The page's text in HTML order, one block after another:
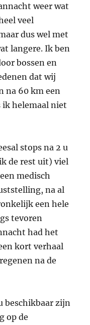
weer wat
veel
dus wel met
langere. Ik ben
bossen en
dat wij
na 60 km een
ik helemaal niet
stops na 2 u
de rest uit) viel
medisch
na al
een hele
tevoren
had het
kort verhaal
na de
beschikbaar zijn
op de